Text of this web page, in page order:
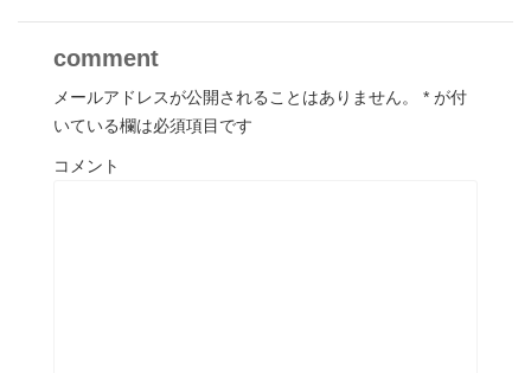
comment
メールアドレスが公開されることはありません。 * が付
いている欄は必須項目です
コメント